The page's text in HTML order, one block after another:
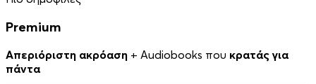
Premium
Απεριόριστη ακρόαση + Audiobooks που κρατάς για
πάντα